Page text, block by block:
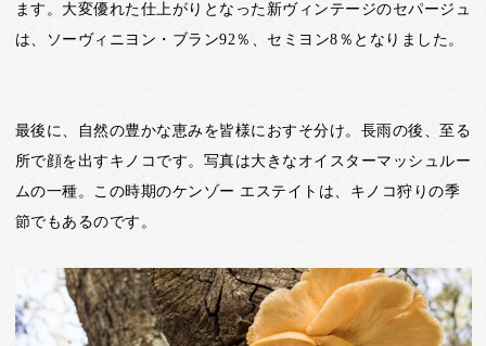
ます。大変優れた仕上がりとなった新ヴィンテージのセパージュ
は、ソーヴィニヨン・ブラン92％、セミヨン8％となりました。
最後に、自然の豊かな恵みを皆様におすそ分け。長雨の後、至る
所で顔を出すキノコです。写真は大きなオイスターマッシュルー
ムの一種。この時期のケンゾー エステイトは、キノコ狩りの季
節でもあるのです。